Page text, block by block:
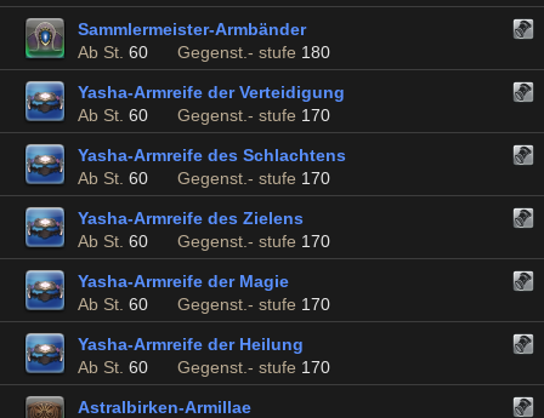
Sammlermeister-Armbänder
Ab St. 60 Gegenst.- stufe 180
Yasha-Armreife der Verteidigung
Ab St. 60 Gegenst.- stufe 170
Yasha-Armreife des Schlachtens
Ab St. 60 Gegenst.- stufe 170
Yasha-Armreife des Zielens
Ab St. 60 Gegenst.- stufe 170
Yasha-Armreife der Magie
Ab St. 60 Gegenst.- stufe 170
Yasha-Armreife der Heilung
Ab St. 60 Gegenst.- stufe 170
Astralbirken-Armillae